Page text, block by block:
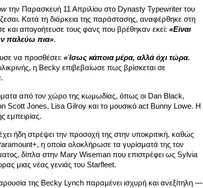
την Παρασκευή 11 Απριλίου στο Dynasty Typewriter του
Κατά τη διάρκεια της παράστασης, αναφέρθηκε στη
απογοήτευσε τους φανς που βρέθηκαν εκεί: «Είναι
παλεύω πια».
να προσθέσει: «Ίσως κάποια μέρα, αλλά όχι τώρα.
η Becky επιβεβαίωσε πως βρίσκεται σε
από τον χώρο της κωμωδίας, όπως οι Dan Black,
Scott Jones, Lisa Gilroy και το μουσικό act Bunny Lowe. Η
εμπειρίας.
ήδη στρέψει την προσοχή της στην υποκριτική, καθώς
η οποία ολοκλήρωσε τα γυρίσματά της τον
δίπλα στην Mary Wiseman που επιστρέφει ως Sylvia
μιας νέας γενιάς του Starfleet.
της Becky Lynch παραμένει ισχυρή και ανεξίτηλη —